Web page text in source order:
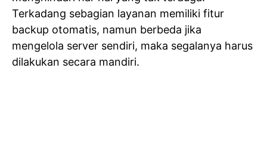
Terkadang sebagian layanan memiliki fitur
backup otomatis, namun berbeda jika
mengelola server sendiri, maka segalanya harus
dilakukan secara mandiri.